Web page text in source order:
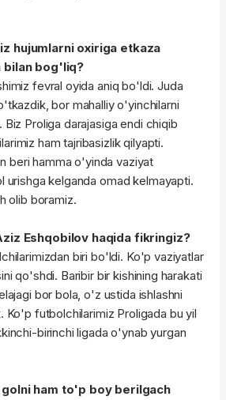
hujumlarni oxiriga etkaza
bilan bog'liq?
fevral oyida aniq bo'ldi. Juda
bor mahalliy o'yinchilarni
Proliga darajasiga endi chiqib
ham tajribasizlik qilyapti.
beri hamma o'yinda vaziyat
urishga kelganda omad kelmayapti.
olib boramiz.
Eshqobilov haqida fikringiz?
biri bo'ldi. Ko'p vaziyatlar
qo'shdi. Baribir bir kishining harakati
bor bola, o'z ustida ishlashni
Ko'p futbolchilarimiz Proligada bu yil
birinchi ligada o'ynab yurgan
ham to'p boy berilgach